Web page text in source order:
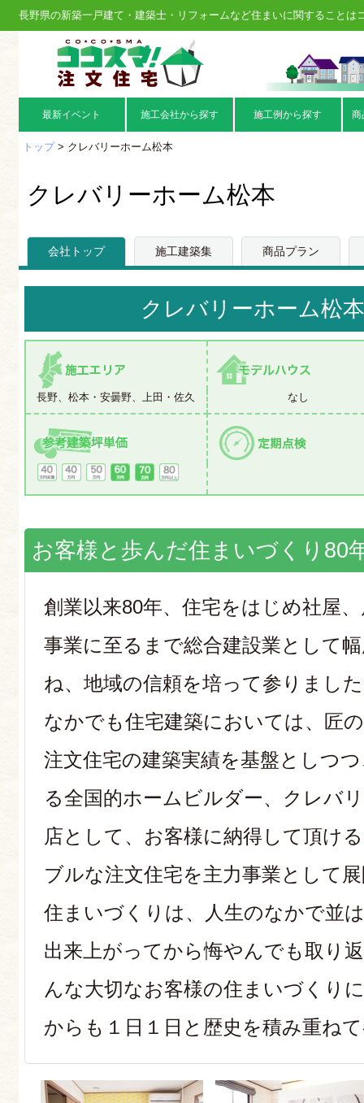
長野県の新築一戸建て・建築士・リフォームなど住まいに関することは
最新イベント 施工会社から探す 施工例から探す 商
トップ> クレバリーホーム松本
クレバリーホーム松本
会社トップ 施工建築集 商品プラン
クレバリーホーム松
長野、松本・安曇野、上田・佐久 なし
お客様と歩んだ住まいづくり80
創業以来80年、住宅をはじめ社屋
事業に至るまで総合建設業として
ね、地域の信頼を培って参りまし
なかでも住宅建築においては、匠
注文住宅の建築実績を基盤としつ
る全国的ホームビルダー、クレバ
店として、お客様に納得して頂け
ブルな注文住宅を主力事業として
住まいづくりは、人生のなかで並
出来上がってから悔やんでも取り
んな大切なお客様の住まいづくり
からも１日１日と歴史を積み重ね